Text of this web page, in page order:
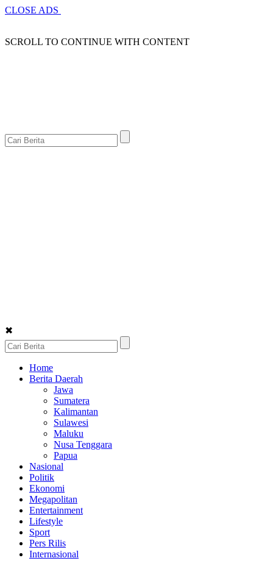
CLOSE ADS
SCROLL TO CONTINUE WITH CONTENT
✖
Home
Berita Daerah
Jawa
Sumatera
Kalimantan
Sulawesi
Maluku
Nusa Tenggara
Papua
Nasional
Politik
Ekonomi
Megapolitan
Entertainment
Lifestyle
Sport
Pers Rilis
Internasional